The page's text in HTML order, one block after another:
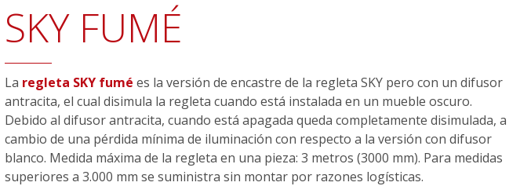
SKY FUMÉ
La regleta SKY fumé es la versión de encastre de la regleta SKY pero con un difusor
antracita, el cual disimula la regleta cuando está instalada en un mueble oscuro.
Debido al difusor antracita, cuando está apagada queda completamente disimulada, a
cambio de una pérdida mínima de iluminación con respecto a la versión con difusor
blanco. Medida máxima de la regleta en una pieza: 3 metros (3000 mm). Para medidas
superiores a 3.000 mm se suministra sin montar por razones logísticas.